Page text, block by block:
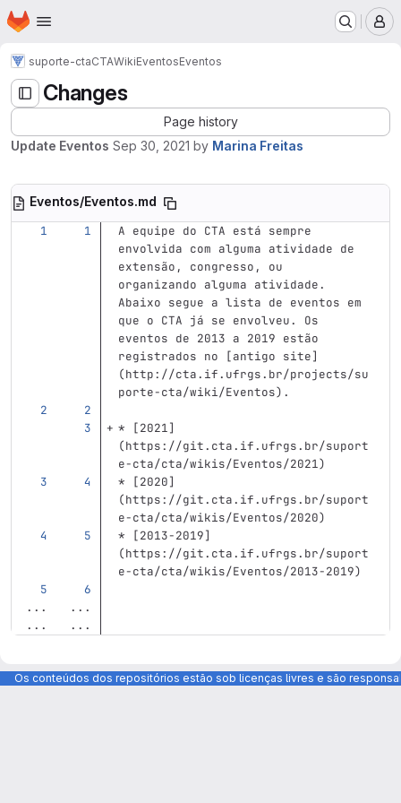
Skip to main content
Homepage
suporte-ctaCTAWikiEventosEventos
Changes
Page history
Update Eventos Sep 30, 2021 by Marina Freitas
Eventos/Eventos.md
A equipe do CTA está sempre
envolvida com alguma atividade de
extensão, congresso, ou
organizando alguma atividade.
Abaixo segue a lista de eventos em
que o CTA já se envolveu. Os
eventos de 2013 a 2019 estão
registrados no
[antigo site]
(http://cta.if.ufrgs.br/projects/su
porte-cta/wiki/Eventos) .
* [2021]
(https://git.cta.if.ufrgs.br/suport
e-cta/cta/wikis/Eventos/2021)
*
[2020]
(https://git.cta.if.ufrgs.br/suport
e-cta/cta/wikis/Eventos/2020)
*
[2013-2019]
(https://git.cta.if.ufrgs.br/suport
e-cta/cta/wikis/Eventos/2013-2019)
...
...
...
...
Os conteúdos dos repositórios estão sob licenças livres e são